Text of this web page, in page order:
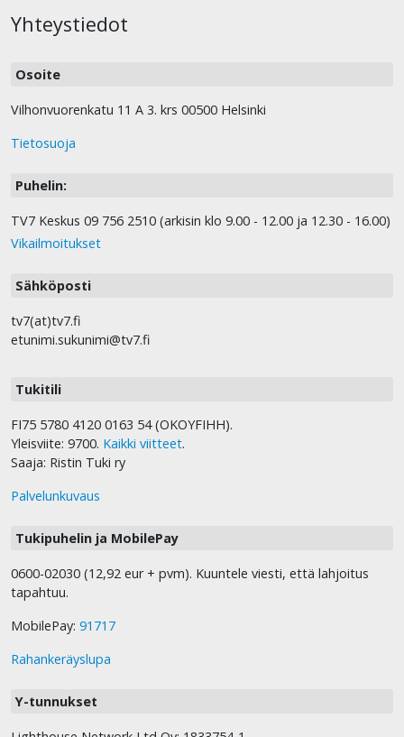
Yhteystiedot
Osoite
Vilhonvuorenkatu 11 A 3. krs 00500 Helsinki
Tietosuoja
Puhelin:
TV7 Keskus 09 756 2510 (arkisin klo 9.00 - 12.00 ja 12.30 - 16.00)
Vikailmoitukset
Sähköposti
tv7(at)tv7.fi
etunimi.sukunimi@tv7.fi
Tukitili
FI75 5780 4120 0163 54 (OKOYFIHH).
Yleisviite: 9700. Kaikki viitteet.
Saaja: Ristin Tuki ry
Palvelunkuvaus
Tukipuhelin ja MobilePay
0600-02030 (12,92 eur + pvm). Kuuntele viesti, että lahjoitus
tapahtuu.
MobilePay: 91717
Rahankeräyslupa
Y-tunnukset